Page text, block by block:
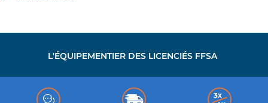
L'ÉQUIPEMENTIER DES LICENCIÉS FFSA